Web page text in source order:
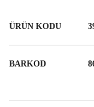
ÜRÜN KODU
BARKOD